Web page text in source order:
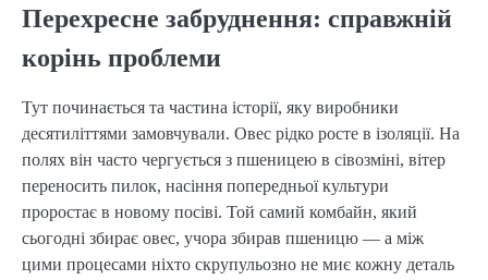
Перехресне забруднення: справжній
корінь проблеми
Тут починається та частина історії, яку виробники
десятиліттями замовчували. Овес рідко росте в ізоляції. На
полях він часто чергується з пшеницею в сівозміні, вітер
переносить пилок, насіння попередньої культури
проростає в новому посіві. Той самий комбайн, який
сьогодні збирає овес, учора збирав пшеницю — а між
цими процесами ніхто скрупульозно не миє кожну деталь